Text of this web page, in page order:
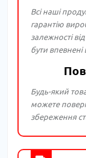
Всі наші
гарантію
залежності
бути
Будь-який
можете
збереження